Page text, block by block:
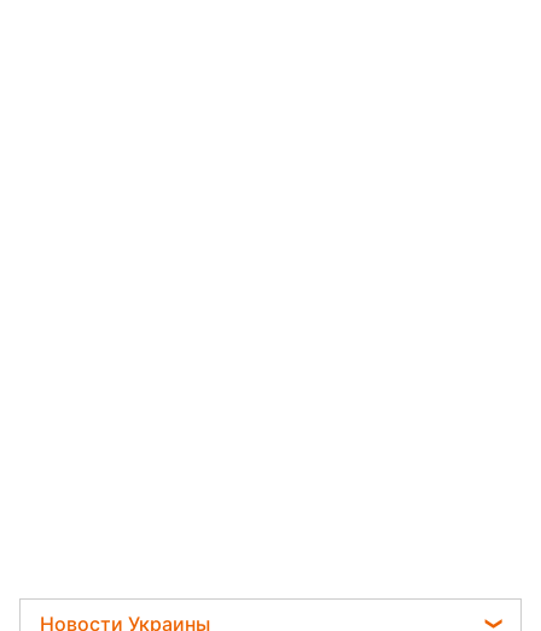
Новости Украины